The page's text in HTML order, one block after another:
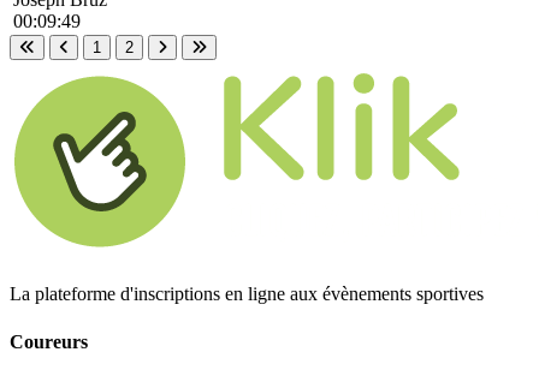
00:09:49
Première page
Page précédente
1
2
Page suivante
Dernière page
La plateforme d'inscriptions en ligne aux évènements sportives
Coureurs